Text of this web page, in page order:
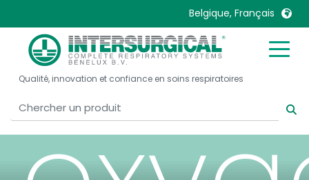
Belgique, Français
United Kingdom
United States
Australia
Canada, English
Italia
Malaysia
Qualité, innovation et confiance en soins respiratoires